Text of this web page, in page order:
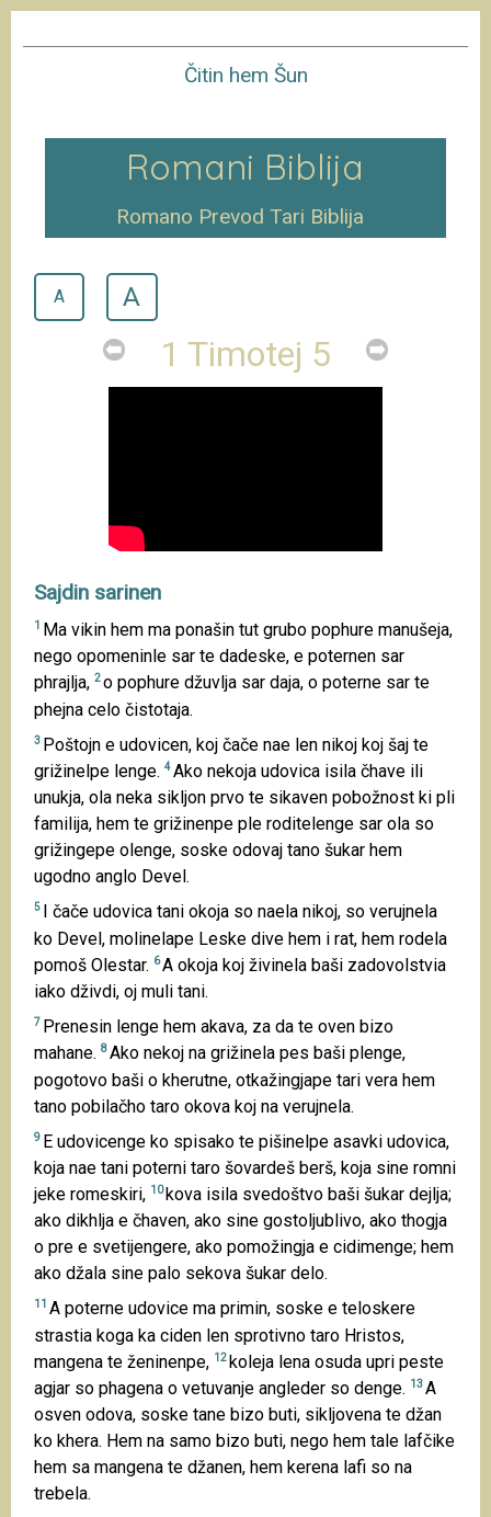
Čitin hem Šun
Romani Biblija
Romano Prevod Tari Biblija
A A
1 Timotej 5
Sajdin sarinen
1
Ma vikin hem ma ponašin tut grubo pophure manušeja,
nego opomeninle sar te dadeske, e poternen sar
phrajlja, 2o pophure džuvlja sar daja, o poterne sar te
phejna celo čistotaja.
3 Poštojn e udovicen, koj čače nae len nikoj koj šaj te
grižinelpe lenge. 4Ako nekoja udovica isila čhave ili
unukja, ola neka sikljon prvo te sikaven pobožnost ki pli
familija, hem te grižinenpe ple roditelenge sar ola so
grižingepe olenge, soske odovaj tano šukar hem
ugodno anglo Devel.
5
I čače udovica tani okoja so naela nikoj, so verujnela
ko Devel, molinelape Leske dive hem i rat, hem rodela
pomoš Olestar. 6A okoja koj živinela baši zadovolstvia
iako dživdi, oj muli tani.
7 Prenesin lenge hem akava, za da te oven bizo
mahane. 8Ako nekoj na grižinela pes baši plenge,
pogotovo baši o kherutne, otkažingjape tari vera hem
tano pobilačho taro okova koj na verujnela.
9 E udovicenge ko spisako te pišinelpe asavki udovica,
koja nae tani poterni taro šovardeš berš, koja sine romni
jeke romeskiri, 10 kova isila svedoštvo baši šukar dejlja;
ako dikhlja e čhaven, ako sine gostoljublivo, ako thogja
o pre e svetijengere, ako pomožingja e cidimenge; hem
ako džala sine palo sekova šukar delo.
11 A poterne udovice ma primin, soske e teloskere
strastia koga ka ciden len sprotivno taro Hristos,
mangena te ženinenpe, 12koleja lena osuda upri peste
agjar so phagena o vetuvanje angleder so denge. 13A
osven odova, soske tane bizo buti, sikljovena te džan
ko khera. Hem na samo bizo buti, nego hem tale lafčike
hem sa mangena te džanen, hem kerena lafi so na
trebela.